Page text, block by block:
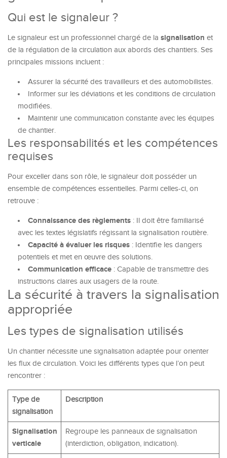
Qui est le signaleur ?
Le signaleur est un professionnel chargé de la signalisation et
de la régulation de la circulation aux abords des chantiers. Ses
principales missions incluent :
Assurer la sécurité des travailleurs et des automobilistes.
Informer sur les déviations et les conditions de circulation
modifiées.
Maintenir une communication constante avec les équipes
de chantier.
Les responsabilités et les compétences
requises
Pour exceller dans son rôle, le signaleur doit posséder un
ensemble de compétences essentielles. Parmi celles-ci, on
retrouve :
Connaissance des règlements : Il doit être familiarisé
avec les textes législatifs régissant la signalisation routière.
Capacité à évaluer les risques : Identifie les dangers
potentiels et met en œuvre des solutions.
Communication efficace : Capable de transmettre des
instructions claires aux usagers de la route.
La sécurité à travers la signalisation
appropriée
Les types de signalisation utilisés
Un chantier nécessite une signalisation adaptée pour orienter
les flux de circulation. Voici les différents types que l’on peut
rencontrer :
Type de
signalisation
Description
Signalisation
verticale
Regroupe les panneaux de signalisation
(interdiction, obligation, indication).